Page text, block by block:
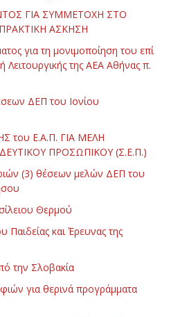
ΓΙΑ ΣΥΜΜΕΤΟΧΗ ΣΤΟ
ΠΡΑΚΤΙΚΗ ΑΣΚΗΣΗ
για τη μονιμοποίηση του επί
Λειτουργικής της ΑΕΑ Αθήνας π.
ΔΕΠ του Ιονίου
του Ε.Α.Π. ΓΙΑ ΜΕΛΗ
ΠΡΟΣΩΠΙΚΟΥ (Σ.Ε.Π.)
(3) θέσεων μελών ΔΕΠ του
Θερμού
Παιδείας και Έρευνας της
την Σλοβακία
για θερινά προγράμματα